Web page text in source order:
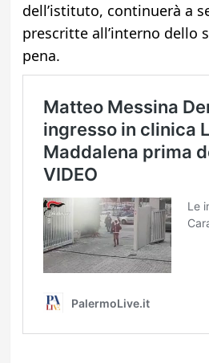
dell’istituto, continuerà a
prescritte all’interno dello
pena.